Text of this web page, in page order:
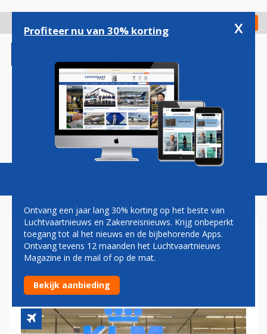
gaan
Check in
Magazine Podcasts Vacatures
KLM SCHRAPT WOENSDAG
OPNIEUW GROOT AANTAL
VLUCHTEN DOOR STAKING
Profiteer nu van 30% korting x
Ontvang een jaar lang 30% korting op het beste van
Luchtvaartnieuws en Zakenreisnieuws. Krijg onbeperkt
toegang tot al het nieuws en de bijbehorende Apps.
Ontvang tevens 12 maanden het Luchtvaartnieuws
Magazine in de mail of op de mat.
Bekijk aanbieding